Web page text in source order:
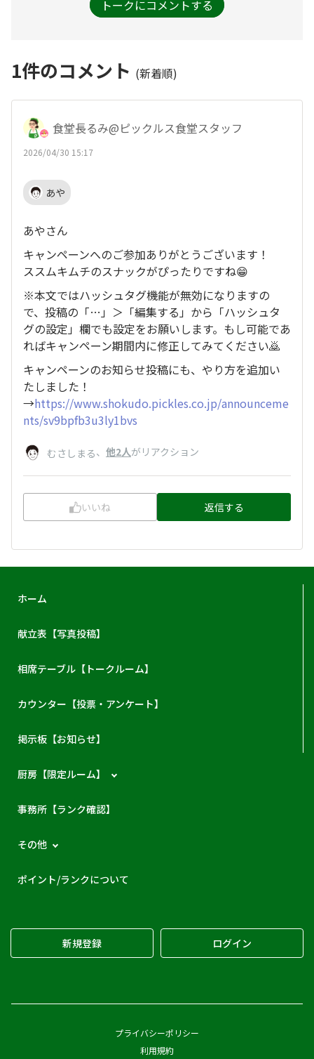
トークにコメントする
1件のコメント (新着順)
食堂長るみ@ピックルス食堂スタッフ
2026/04/30 15:17
あや
あやさん
キャンペーンへのご参加ありがとうございます！
ススムキムチのスナックがぴったりですね😁
※本文ではハッシュタグ機能が無効になりますの
で、投稿の「…」＞「編集する」から「ハッシュタ
グの設定」欄でも設定をお願いします。もし可能であ
ればキャンペーン期間内に修正してみてください🙇
キャンペーンのお知らせ投稿にも、やり方を追加い
たしました！
→https://www.shokudo.pickles.co.jp/announceme
nts/sv9bpfb3u3ly1bvs
むさしまる、 他2人がリアクション
いいね 返信する
ホーム
献立表【写真投稿】
相席テーブル【トークルーム】
カウンター【投票・アンケート】
掲示板【お知らせ】
厨房【限定ルーム】
事務所【ランク確認】
その他
ポイント/ランクについて
新規登録 ログイン
プライバシーポリシー
利用規約